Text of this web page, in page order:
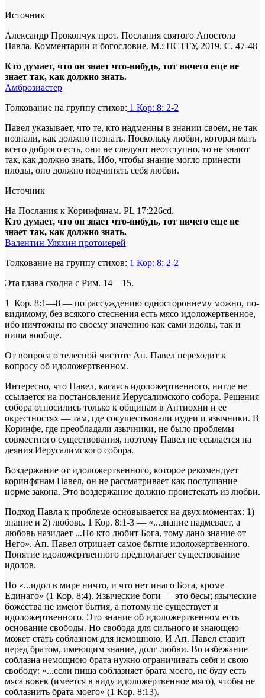
Источник
Александр Прокопчук прот. Послания святого Апостола
Павла. Комментарии и богословие. М.: ПСТГУ, 2019. С. 47-48
Кто думает, что он знает что-нибудь, тот ничего еще не
знает так, как должно знать.
Амброзиастер
Толкование на группу стихов: 1 Кор: 8: 2-2
Павел указывает, что те, кто надменны в знании своем, не так
познали, как должно познать. Поскольку любви, которая мать
всего доброго есть, они не следуют неотступно, то не знают
так, как должно знать. Ибо, чтобы знание могло принести
плоды, оно должно подчинять себя любви.
Источник
На Послания к Коринфянам. PL 17:226cd.
Кто думает, что он знает что-нибудь, тот ничего еще не
знает так, как должно знать.
Валентин Уляхин протоиерей
Толкование на группу стихов: 1 Кор: 8: 2-2
Эта глава сходна с Рим. 14—15.
1 Кор. 8:1—8 — по рассуждению одностороннему можно, по-
видимому, без всякого стеснения есть мясо идоложертвенное,
ибо ничтожны по своему значению как сами идолы, так и
пища вообще.
От вопроса о телесной чистоте Ап. Павел переходит к
вопросу об идоложертвенном.
Интересно, что Павел, касаясь идоложертвенного, нигде не
ссылается на постановления Иерусалимского собора. Решения
собора относились только к общинам в Антиохии и ее
окрестностях — там, где сосуществовали иудеи и язычники. В
Коринфе, где преобладали язычники, не было проблемы
совместного существования, поэтому Павел не ссылается на
деяния Иерусалимского собора.
Воздержание от идоложертвенного, которое рекомендует
коринфянам Павел, он не рассматривает как послушание
норме закона. Это воздержание должно проистекать из любви.
Подход Павла к проблеме основывается на двух моментах: 1)
знание и 2) любовь. 1 Кор. 8:1-3 — «...знание надмевает, а
любовь назидает ...Но кто любит Бога, тому дано знание от
Него». Ап. Павел отрицает самое бытие идоложертвенного.
Понятие идоложертвенного предполагает существование
идолов.
Но «...идол в мире ничто, и что нет инаго Бога, кроме
Единаго» (1 Кор. 8:4). Языческие боги — это бесы; языческие
божества не имеют бытия, а потому не существует и
идоложертвенного. Это знание об идоложертвенном есть
основание свободы. Но свобода для сильного и знающею
может стать соблазном для немощною. И Ап. Павел ставит
перед братом, имеющим знание, долг любви. Во избежание
соблазна немощною брата нужно ограничивать себя и свою
свободу: «...если пища соблазняет брата моего, не буду есть
мяса вовек (имеется в виду идоложертвенное мясо), чтобы не
соблазнить брата моего» (1 Кор. 8:13).